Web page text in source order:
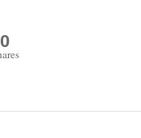
0